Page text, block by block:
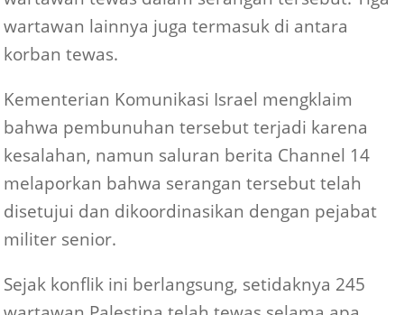
Palestina yang terdiri dari warga sipil dan
wartawan tewas dalam serangan tersebut. Tiga
korban tewas.
Kementerian Komunikasi Israel mengklaim
bahwa pembunuhan tersebut terjadi karena
kesalahan, namun saluran berita Channel 14
melaporkan bahwa serangan tersebut telah
militer senior.